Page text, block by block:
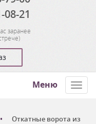
08-21
заранее
)
Меню
Откатные ворота из